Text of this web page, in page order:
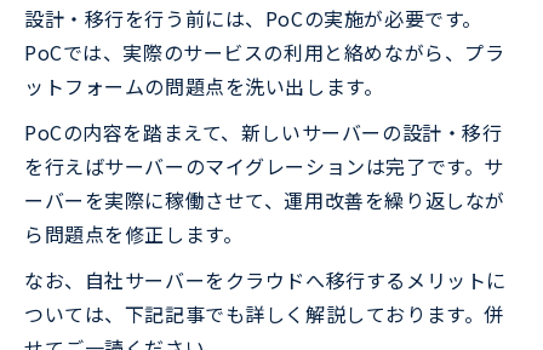
設計・移行を行う前には、PoCの実施が必要です。
PoCでは、実際のサービスの利用と絡めながら、プラ
ットフォームの問題点を洗い出します。
PoCの内容を踏まえて、新しいサーバーの設計・移行
を行えばサーバーのマイグレーションは完了です。サ
ーバーを実際に稼働させて、運用改善を繰り返しなが
ら問題点を修正します。
なお、自社サーバーをクラウドへ移行するメリットに
ついては、下記記事でも詳しく解説しております。併